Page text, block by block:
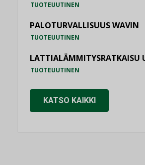
TUOTEUUTINEN
PALOTURVALLISUUS WAVIN
TUOTEUUTINEN
LATTIALÄMMITYSRATKAISU
TUOTEUUTINEN
KATSO KAIKKI